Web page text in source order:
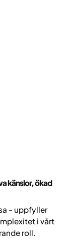
känslor, ökad
- uppfyller
i vårt
roll.